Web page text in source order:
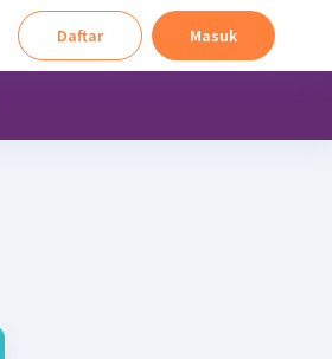
Daftar Masuk